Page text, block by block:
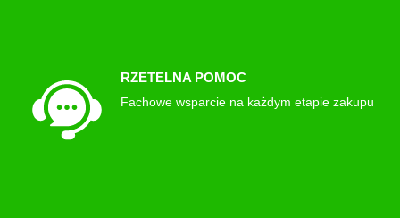
RZETELNA POMOC
Fachowe wsparcie na każdym etapie zakupu